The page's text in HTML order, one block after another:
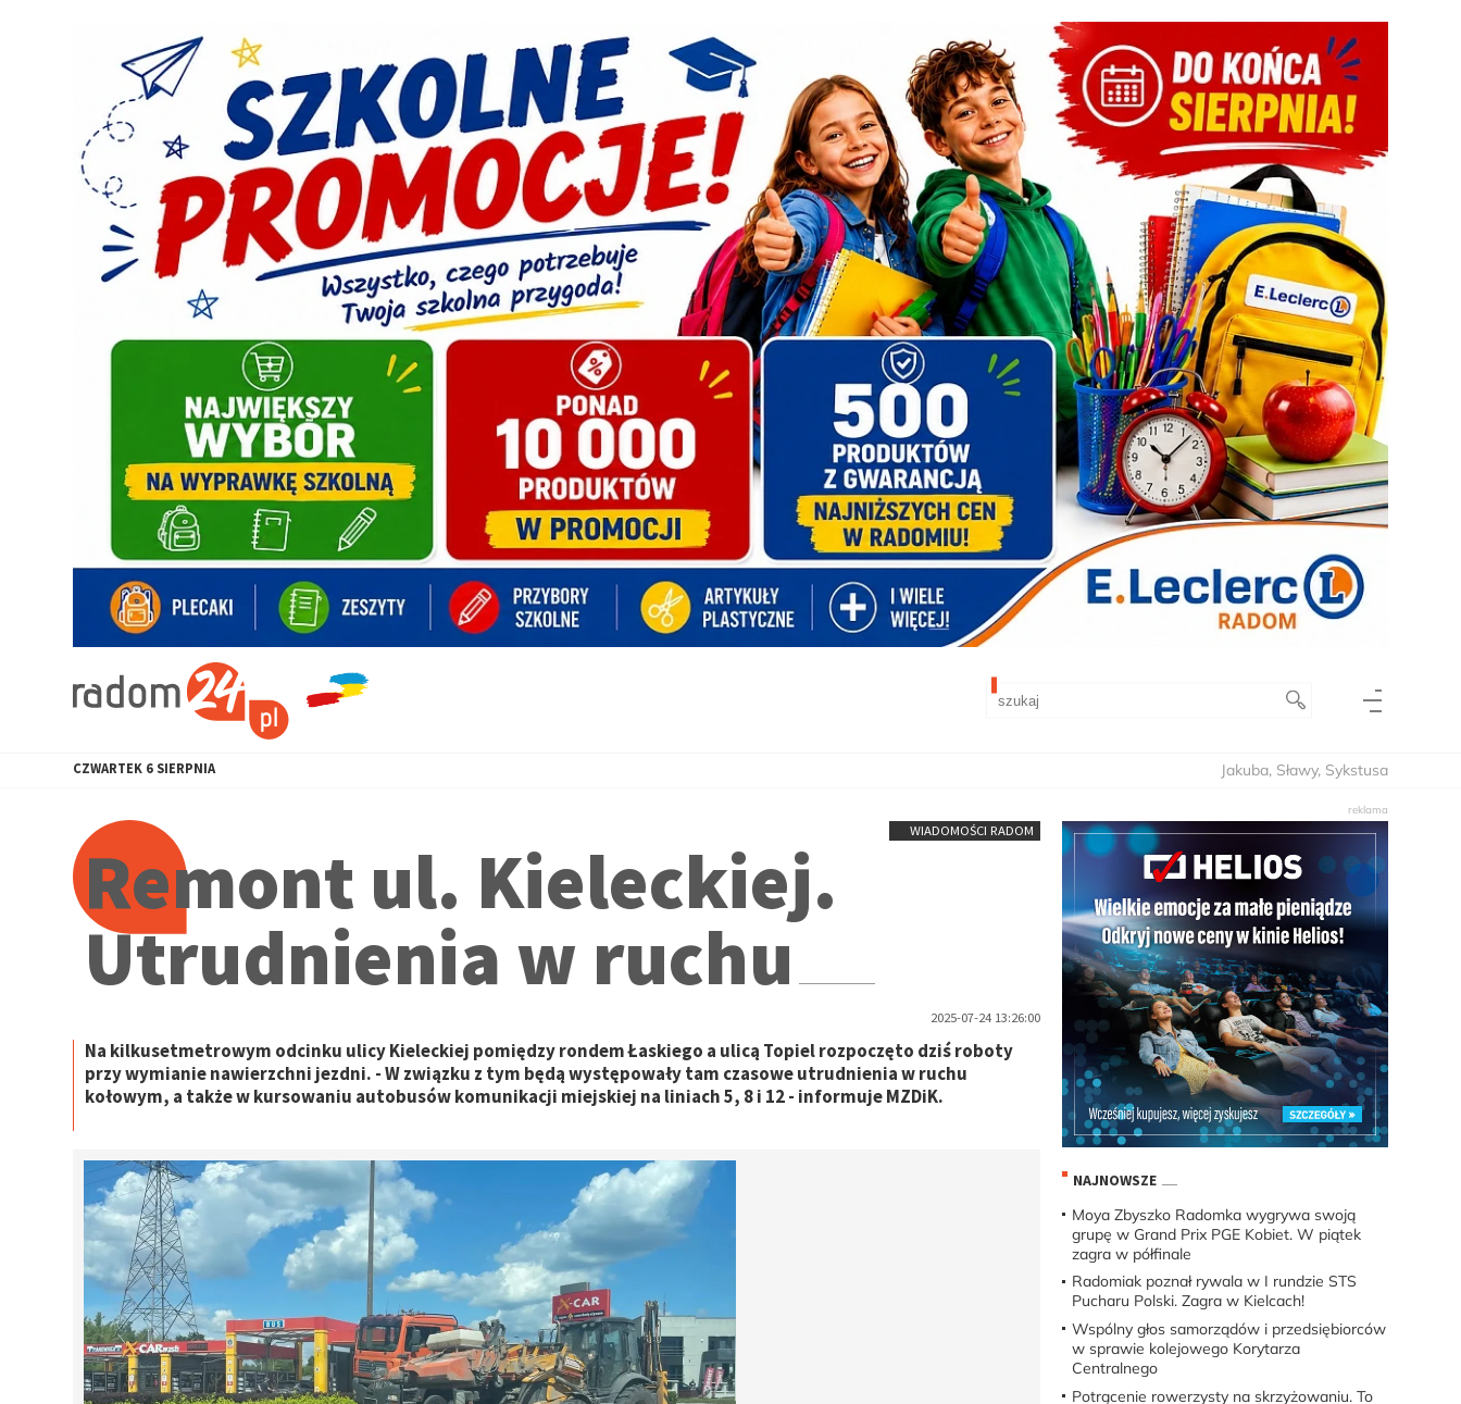
CZWARTEK 6 SIERPNIA Jakuba, Sławy, Sykstusa
WIADOMOŚCI RADOM
Remont ul. Kieleckiej.
Utrudnienia w ruchu
2025-07-24 13:26:00
Na kilkusetmetrowym odcinku ulicy Kieleckiej pomiędzy rondem Łaskiego a ulicą Topiel rozpoczęto dziś roboty
przy wymianie nawierzchni jezdni. - W związku z tym będą występowały tam czasowe utrudnienia w ruchu
kołowym, a także w kursowaniu autobusów komunikacji miejskiej na liniach 5, 8 i 12 - informuje MZDiK.
NAJNOWSZE
Moya Zbyszko Radomka wygrywa swoją
grupę w Grand Prix PGE Kobiet. W piątek
zagra w półfinale
Radomiak poznał rywala w I rundzie STS
Pucharu Polski. Zagra w Kielcach!
Wspólny głos samorządów i przedsiębiorców
w sprawie kolejowego Korytarza
Centralnego
Potrącenie rowerzysty na skrzyżowaniu. To